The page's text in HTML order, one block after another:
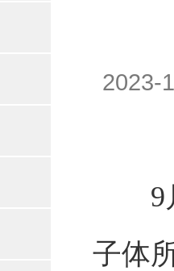
2023-
9月
子体